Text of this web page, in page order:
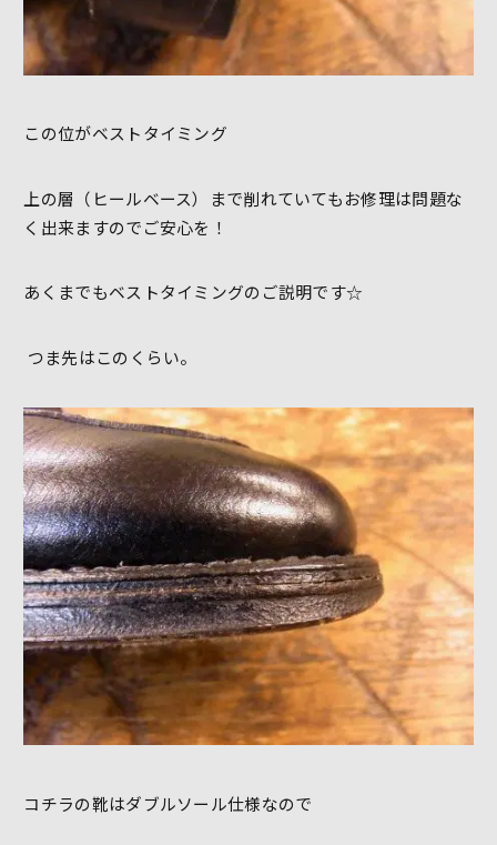
この位がベストタイミング
上の層（ヒールベース）まで削れていてもお修理は問題な
く出来ますのでご安心を！
あくまでもベストタイミングのご説明です☆
つま先はこのくらい。
コチラの靴はダブルソール仕様なので